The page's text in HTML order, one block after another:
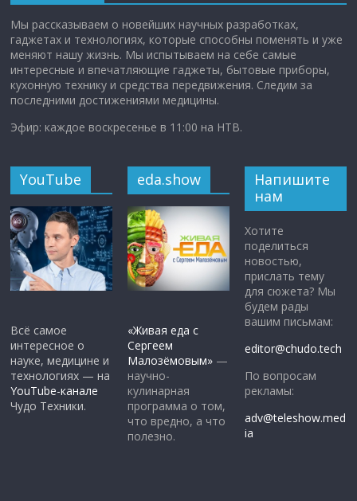
Мы рассказываем о новейших научных разработках,
гаджетах и технологиях, которые способны поменять и уже
меняют нашу жизнь. Мы испытываем на себе самые
интересные и впечатляющие гаджеты, бытовые приборы,
кухонную технику и средства передвижения. Следим за
последними достижениями медицины.
Эфир: каждое воскресенье в 11:00 на НТВ.
YouTube
Всё самое
интересное о
науке, медицине и
технологиях — на
YouTube-канале
Чудо Техники.
eda.show
«Живая еда с
Сергеем
Малозёмовым» —
научно-
кулинарная
программа о том,
что вредно, а что
полезно.
Напишите
нам
Хотите
поделиться
новостью,
прислать тему
для сюжета? Мы
будем рады
вашим письмам:
editor@chudo.tech
По вопросам
рекламы:
adv@teleshow.med
ia